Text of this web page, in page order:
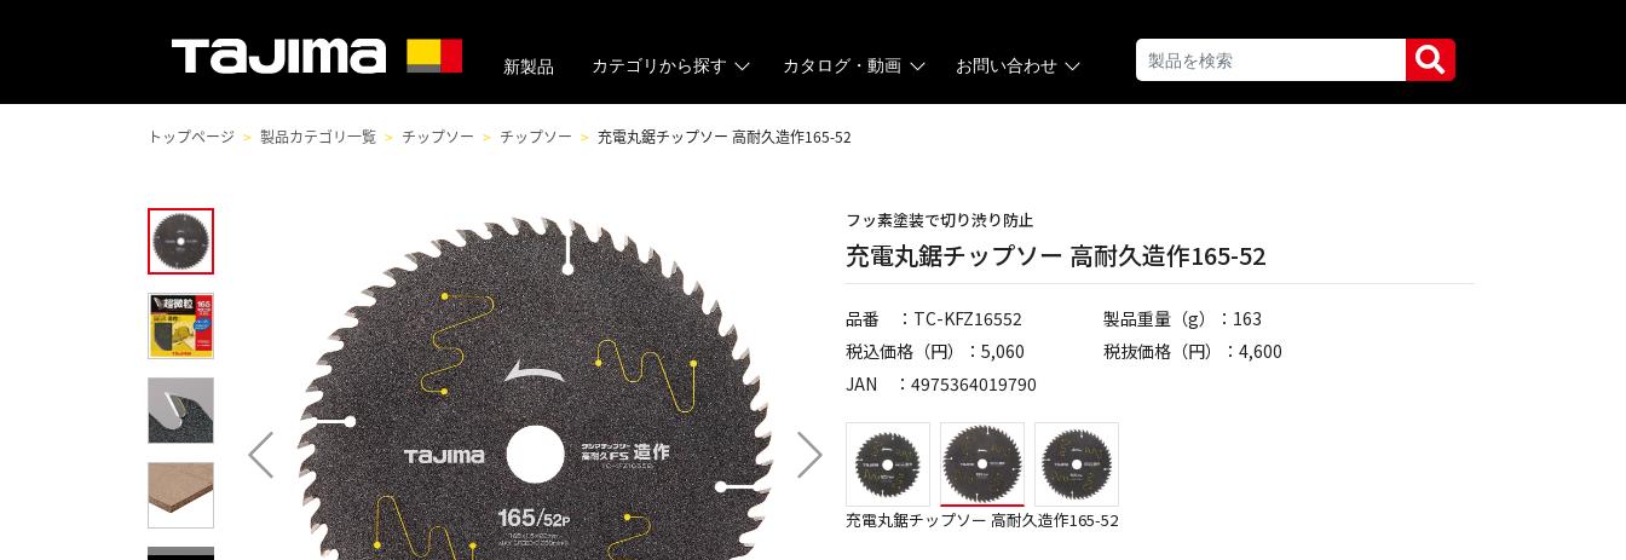
新製品 カテゴリから探す カタログ・動画 お問い合わせ
トップページ 製品カテゴリ一覧 チップソー チップソー 充電丸鋸チップソー 高耐久造作165-52
フッ素塗装で切り渋り防止
充電丸鋸チップソー 高耐久造作165-52
品番 ：TC-KFZ16552
製品重量（g）：163
税込価格（円）：5,060
税抜価格（円）：4,600
JAN ：4975364019790
充電丸鋸チップソー 高耐久造作165-52